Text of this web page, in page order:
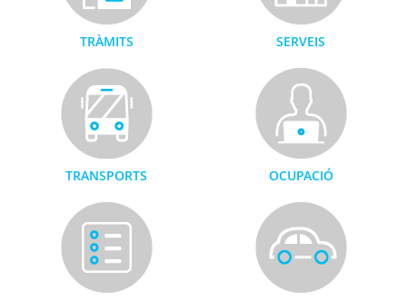
TRÀMITS SERVEIS
TRANSPORTS OCUPACIÓ